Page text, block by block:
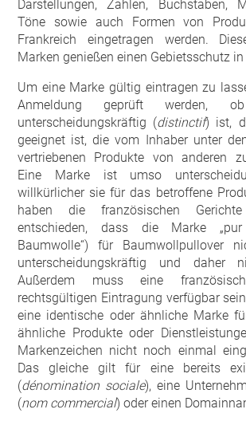
Darstellungen, Zahlen, Buchstaben,
Töne sowie auch Formen von
Frankreich eingetragen werden.
Marken genießen einen Gebietsschutz
Um eine Marke gültig eintragen zu
Anmeldung geprüft werden,
unterscheidungskräftig (distinctif) ist,
geeignet ist, die vom Inhaber unter
vertriebenen Produkte von anderen
Eine Marke ist umso
willkürlicher sie für das betroffene
haben die französischen Gerichte
entschieden, dass die Marke „pur
Baumwolle“) für Baumwollpullover
unterscheidungskräftig und daher
Außerdem muss eine
rechtsgültigen Eintragung verfügbar
eine identische oder ähnliche Marke
ähnliche Produkte oder
Markenzeichen nicht noch einmal
Das gleiche gilt für eine bereits
(dénomination sociale), eine
(nom commercial) oder einen